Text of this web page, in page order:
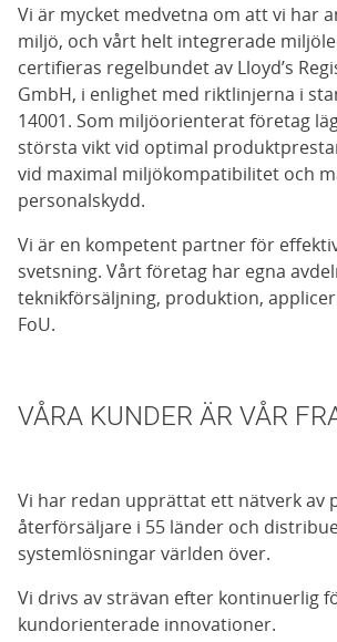
Vi är mycket medvetna om att vi har
miljö, och vårt helt integrerade
certifieras regelbundet av Lloyd’s
GmbH, i enlighet med riktlinjerna i
14001. Som miljöorienterat företag
största vikt vid optimal
vid maximal miljökompatibilitet och
personalskydd.
Vi är en kompetent partner för
svetsning. Vårt företag har egna
teknikförsäljning, produktion,
FoU.
VÅRA KUNDER ÄR VÅR
Vi har redan upprättat ett nätverk av
återförsäljare i 55 länder och
systemlösningar världen över.
Vi drivs av strävan efter kontinuerlig
kundorienterade innovationer.